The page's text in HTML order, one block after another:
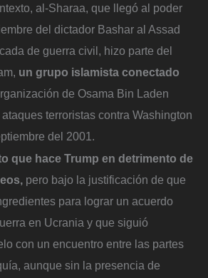
al-Sharaa, que llegó al poder
del dictador Bashar al Assad
de guerra civil, hizo parte del
un grupo islamista conectado
de Osama Bin Laden
terroristas contra Washington
del 2001.
que hace Trump en detrimento de
pero bajo la justificación de que
para lograr un acuerdo
en Ucrania y que siguió
con un encuentro entre las partes
aunque sin la presencia de